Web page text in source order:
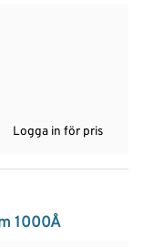
Logga in för pris
1000Å